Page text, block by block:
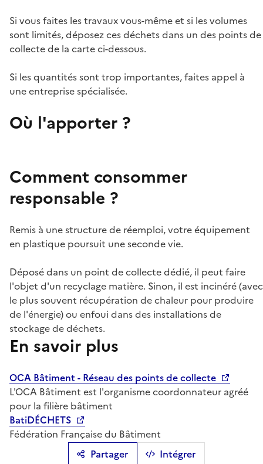
Partager Intégrer
Si vous faites les travaux vous-même et si les volumes
sont limités, déposez ces déchets dans un des points de
collecte de la carte ci-dessous.
Si les quantités sont trop importantes, faites appel à
une entreprise spécialisée.
Où l'apporter ?
Comment consommer
responsable ?
Remis à une structure de réemploi, votre équipement
en plastique poursuit une seconde vie.
Déposé dans un point de collecte dédié, il peut faire
l'objet d'un recyclage matière. Sinon, il est incinéré (avec
le plus souvent récupération de chaleur pour produire
de l'énergie) ou enfoui dans des installations de
stockage de déchets.
En savoir plus
OCA Bâtiment - Réseau des points de collecte
L'OCA Bâtiment est l'organisme coordonnateur agréé
pour la filière bâtiment
BatiDÉCHETS
Fédération Française du Bâtiment